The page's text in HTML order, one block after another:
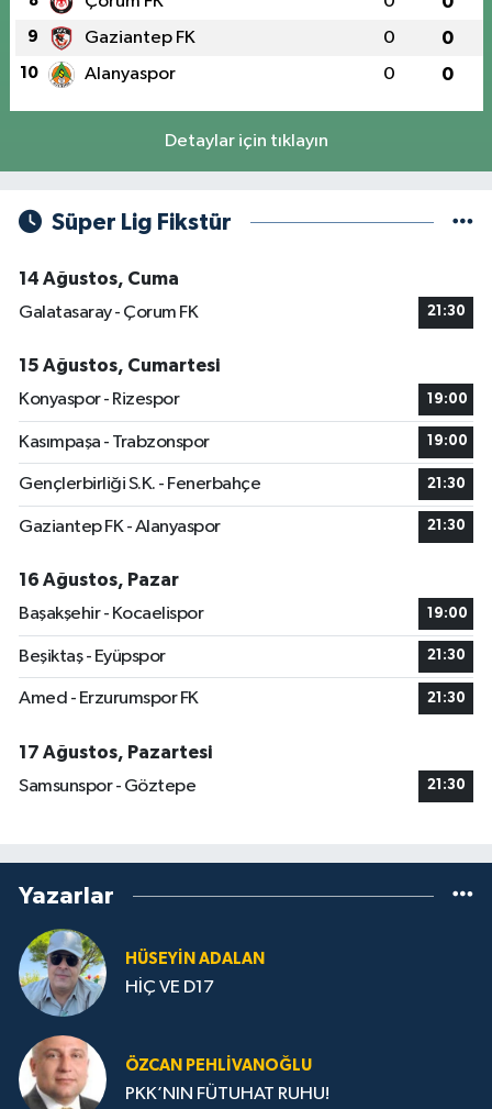
9 Gaziantep FK 0 0
10 Alanyaspor 0 0
Detaylar için tıklayın
Süper Lig Fikstür
14 Ağustos, Cuma
Galatasaray - Çorum FK
21:30
15 Ağustos, Cumartesi
Konyaspor - Rizespor
19:00
Kasımpaşa - Trabzonspor 19:00
Gençlerbirliği S.K. - Fenerbahçe 21:30
Gaziantep FK - Alanyaspor 21:30
16 Ağustos, Pazar
Başakşehir - Kocaelispor
19:00
Beşiktaş - Eyüpspor 21:30
Amed - Erzurumspor FK 21:30
17 Ağustos, Pazartesi
Samsunspor - Göztepe
21:30
Yazarlar
HÜSEYIN ADALAN
HİÇ VE D17
ÖZCAN PEHLIVANOĞLU
PKK’NIN FÜTUHAT RUHU!